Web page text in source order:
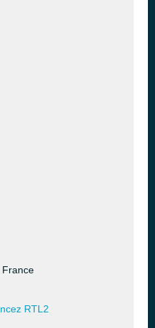
France
RTL2